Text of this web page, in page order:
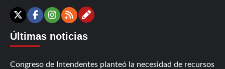
X Facebook
Instagram
RSSContáctanos
Últimas noticias
Congreso de Intendentes planteó la necesidad de recursos